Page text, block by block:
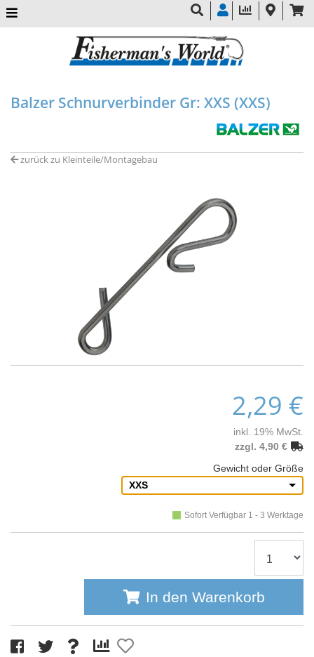
Balzer Schnurverbinder Gr: XXS (XXS)
zurück zu Kleinteile/Montagebau
2,29 €
inkl. 19% MwSt.
zzgl. 4,90 €
Gewicht oder Größe
XXS
Sofort Verfügbar 1 - 3 Werktage
In den Warenkorb